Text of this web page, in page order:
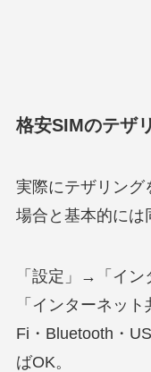
格安SIMのテザ
実際にテザリング
場合と基本的には
「設定」→「イン
「インターネッ
Fi・Bluetooth・
ばOK。